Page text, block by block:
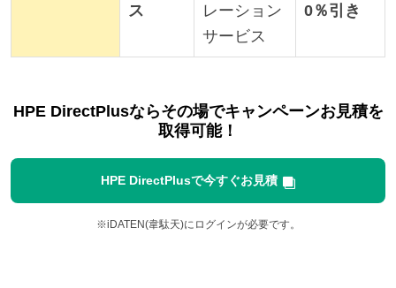
ス
レーション
サービス
0％引き
HPE DirectPlusならその場でキャンペーンお見積を
取得可能！
HPE DirectPlusで今すぐお見積
※iDATEN(韋駄天)にログインが必要です。